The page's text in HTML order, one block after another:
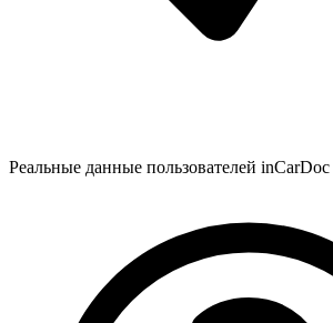
Реальные данные пользователей inCarDoc